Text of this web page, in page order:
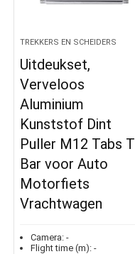
TREKKERS EN SCHEIDERS
Uitdeukset,
Verveloos
Aluminium
Kunststof Dint
Puller M12 Tabs T
Bar voor Auto
Motorfiets
Vrachtwagen
Camera: -
Flight time (m): -